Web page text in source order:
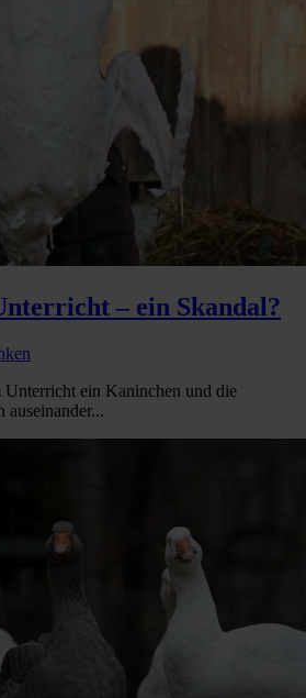
– ein Skandal?
Unterricht ein Kaninchen und die
auseinander...